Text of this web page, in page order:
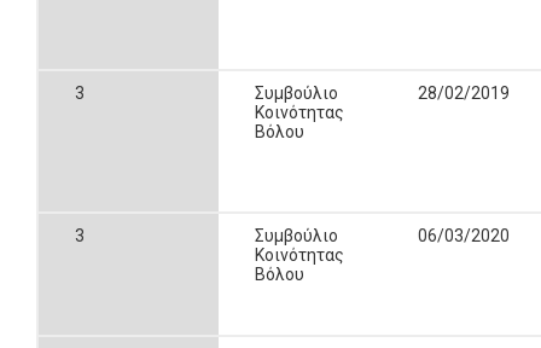
3
Συμβούλιο
Κοινότητας
Βόλου
28/02/2019
3
Συμβούλιο
Κοινότητας
Βόλου
06/03/2020